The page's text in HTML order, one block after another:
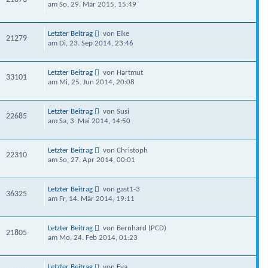
am So, 29. Mär 2015, 15:49
21279
Letzter Beitrag
von Elke
am Di, 23. Sep 2014, 23:46
33101
Letzter Beitrag
von Hartmut
am Mi, 25. Jun 2014, 20:08
22685
Letzter Beitrag
von Susi
am Sa, 3. Mai 2014, 14:50
22310
Letzter Beitrag
von Christoph
am So, 27. Apr 2014, 00:01
36325
Letzter Beitrag
von gast1-3
am Fr, 14. Mär 2014, 19:11
21805
Letzter Beitrag
von Bernhard (PCD)
am Mo, 24. Feb 2014, 01:23